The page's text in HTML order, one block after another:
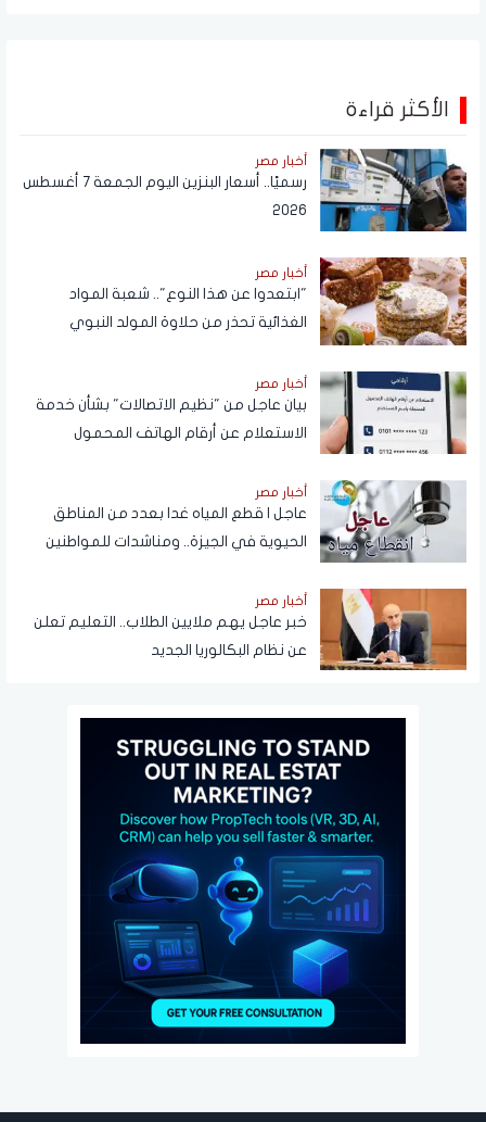
الأكثر قراءة
أخبار مصر
رسميًا.. أسعار البنزين اليوم الجمعة 7 أغسطس
2026
أخبار مصر
"ابتعدوا عن هذا النوع".. شعبة المواد
الغذائية تحذر من حلاوة المولد النبوي
أخبار مصر
بيان عاجل من "نظيم الاتصالات" بشأن خدمة
الاستعلام عن أرقام الهاتف المحمول
NTRA
أخبار مصر
عاجل | قطع المياه غدا بعدد من المناطق
الحيوية في الجيزة.. ومناشدات للمواطنين
أخبار مصر
خبر عاجل يهم ملايين الطلاب.. التعليم تعلن
عن نظام البكالوريا الجديد